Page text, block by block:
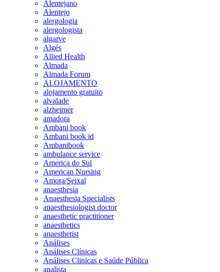
Alentejano
Alentejo
alergologia
alergologista
algarve
Algés
Allied Health
Almada
Almada Forum
ALOJAMENTO
alojamento gratuito
alvalade
alzheimer
amadora
Ambani book
Ambani book id
Ambanibook
ambulance service
America do Sul
American Nursing
Amora/Seixal
anaesthesia
Anaesthesia Specialists
anaesthesiologist doctor
anaesthetic practitioner
anaesthetics
anaesthetist
Análises
Análises Clínicas
Análises Clinicas e Saúde Pública
analista